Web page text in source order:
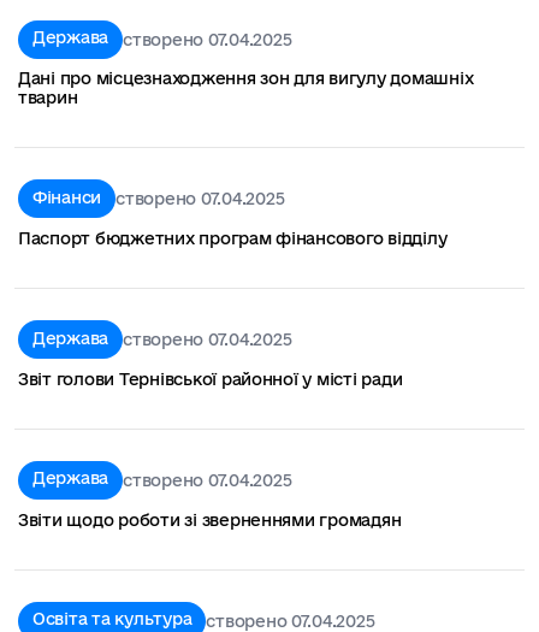
Держава створено 07.04.2025
Дані про місцезнаходження зон для вигулу домашніх
тварин
Фінанси створено 07.04.2025
Паспорт бюджетних програм фінансового відділу
Держава створено 07.04.2025
Звіт голови Тернівської районної у місті ради
Держава створено 07.04.2025
Звіти щодо роботи зі зверненнями громадян
Освіта та культура створено 07.04.2025